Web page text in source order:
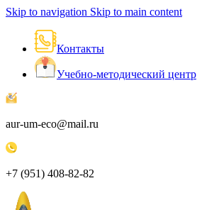
Skip to navigation Skip to main content
Контакты
Учебно-методический центр
aur-um-eco@mail.ru
+7 (951) 408-82-82